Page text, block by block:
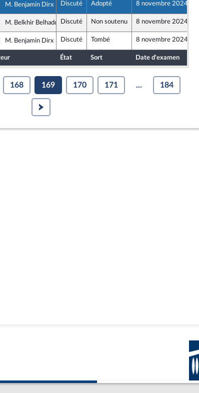
Ensemble pour la République
M. Benjamin Dirx Discuté Adopté 8 novembre 2024
Ensemble pour la République
M. Belkhir BelhaddadDiscuté Non soutenu 8 novembre 2024
Ensemble pour la République
M. Benjamin Dirx Discuté Tombé 8 novembre 2024
État Sort Date d'examen
168 169 170 171 ... 184